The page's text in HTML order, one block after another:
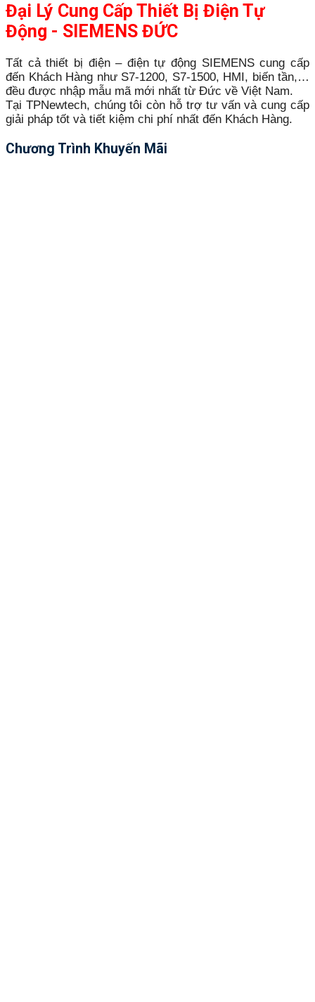
Đại Lý Cung Cấp Thiết Bị Điện Tự
Động - SIEMENS ĐỨC
Tất cả thiết bị điện – điện tự động SIEMENS cung cấp
đến Khách Hàng như S7-1200, S7-1500, HMI, biến tần,…
đều được nhập mẫu mã mới nhất từ Đức về Việt Nam.
Tại TPNewtech, chúng tôi còn hỗ trợ tư vấn và cung cấp
giải pháp tốt và tiết kiệm chi phí nhất đến Khách Hàng.
Chương Trình Khuyến Mãi